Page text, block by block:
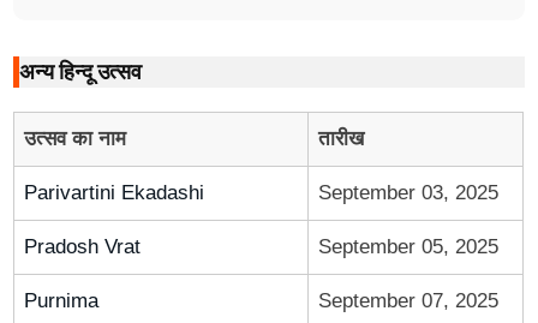
अन्य हिन्दू उत्सव
उत्सव का नाम तारीख
Parivartini Ekadashi September 03, 2025
Pradosh Vrat September 05, 2025
Purnima September 07, 2025